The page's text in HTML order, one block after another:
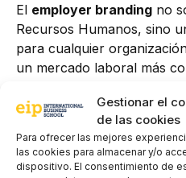
Gestionar el
de las cookies
Para ofrecer las mejores
las cookies para almacenar y/o
dispositivo. El consentimiento de
El employer branding no
Recursos Humanos, sino
para cualquier
un mercado laboral más
verán mejoras
retención de talento, sino
y productividad de sus
demandas del futuro y